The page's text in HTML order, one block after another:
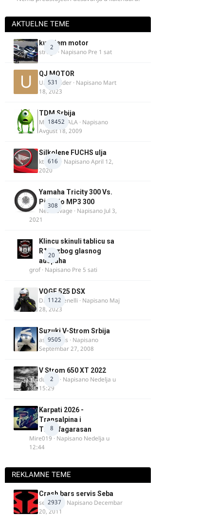
AKTUELNE TEME
2
kupujem motor
strugo · Napisano Pre 1 sat
531
QJ MOTOR
Urban Rider · Napisano Mart
18, 2023
18452
TDM Srbija
MURICAMALA · Napisano
Avgust 18, 2009
616
Silkolene FUCHS ulja
ktm600 · NapisanoApril 12,
2020
308
Yamaha Tricity 300 Vs.
Piaggio MP3 300
Nesasavage · Napisano Jul 3,
2021
20
Klincu skinuli tablicu sa
R125 zbog glasnog
auspuha
grof· Napisano Pre 5 sati
1122
VOGE 525 DSX
DraganBenelli · Napisano Maj
28, 2023
9505
Suzuki V-Strom Srbija
aspirinikus · Napisano
Septembar 27, 2008
2
V Strom 650 XT 2022
ducans · Napisano Nedelja u
15:29
8
Karpati 2026 -
Transalpina i
Transfagarasan
Mire019 · Napisano Nedelja u
12:44
REKLAMNE TEME
2937
Crash bars servis Seba
seba011 · Napisano Decembar
20, 2011